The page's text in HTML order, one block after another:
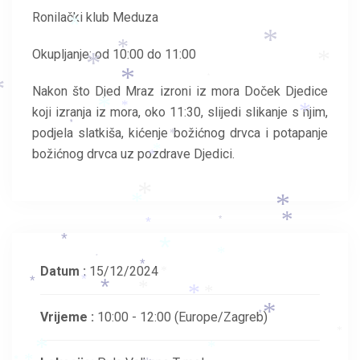
Ronilački klub Meduza
Okupljanje: od 10:00 do 11:00
Nakon što Djed Mraz izroni iz mora Doček Djedice
koji izranja iz mora, oko 11:30, slijedi slikanje s njim,
podjela slatkiša, kićenje božićnog drvca i potapanje
božićnog drvca uz pozdrave Djedici.
Datum : 15/12/2024
Vrijeme : 10:00 - 12:00 (Europe/Zagreb)
*
*
*
*
*
*
*
*
*
*
*
*
*
*
*
*
*
*
*